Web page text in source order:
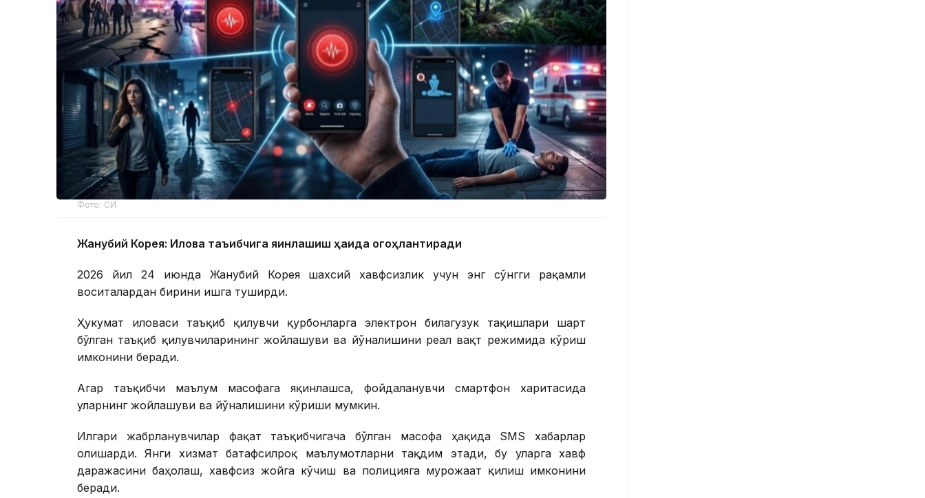
Фото: СИ
Жанубий Корея: Илова таъқибчига яқинлашиш ҳақида огоҳлантиради
2026 йил 24 июнда Жанубий Корея шахсий хавфсизлик учун энг сўнгги рақамли
воситалардан бирини ишга туширди.
Ҳукумат иловаси таъқиб қилувчи қурбонларга электрон билагузук тақишлари шарт
бўлган таъқиб қилувчиларининг жойлашуви ва йўналишини реал вақт режимида кўриш
имконини беради.
Агар таъқибчи маълум масофага яқинлашса, фойдаланувчи смартфон харитасида
уларнинг жойлашуви ва йўналишини кўриши мумкин.
Илгари жабрланувчилар фақат таъқибчигача бўлган масофа ҳақида SМS хабарлар
олишарди. Янги хизмат батафсилроқ маълумотларни тақдим этади, бу уларга хавф
даражасини баҳолаш, хавфсиз жойга кўчиш ва полицияга мурожаат қилиш имконини
беради.